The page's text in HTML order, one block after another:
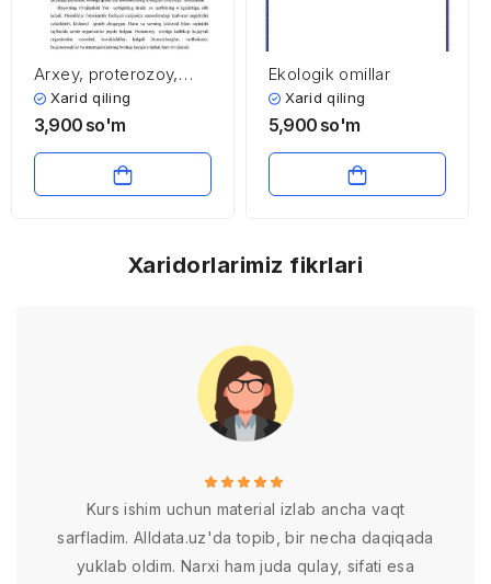
Arxey, proterozoy,
paleozoy, mezozoy,
kaynozoy eralari va
biologik jarayonlar
Xarid qiling
3,900 so'm
Ekologik omillar
Xarid qiling
5,900 so'm
Xaridorlarimiz fikrlari
Kurs ishim uchun material izlab ancha vaqt
sarfladim. Alldata.uz'da topib, bir necha daqiqada
yuklab oldim. Narxi ham juda qulay, sifati esa